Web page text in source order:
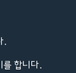
.
를 합니다.